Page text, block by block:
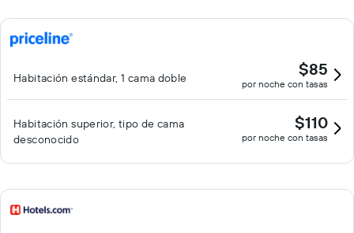
Habitación estándar, 1 cama doble $85
por noche con tasas
Habitación superior, tipo de cama
desconocido
$110
por noche con tasas